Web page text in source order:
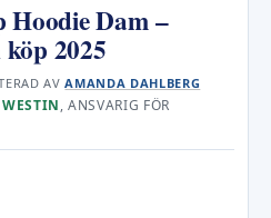
Dam –
2025
AVAMANDA DAHLBERG
, ANSVARIG FÖR